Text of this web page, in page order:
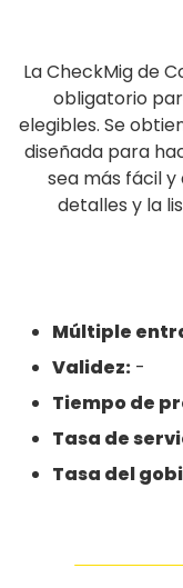
La CheckMig de
obligatorio
elegibles. Se
diseñada para
sea más fácil
detalles y la
Múltiple
Validez: -
Tiempo de
Tasa de
Tasa del